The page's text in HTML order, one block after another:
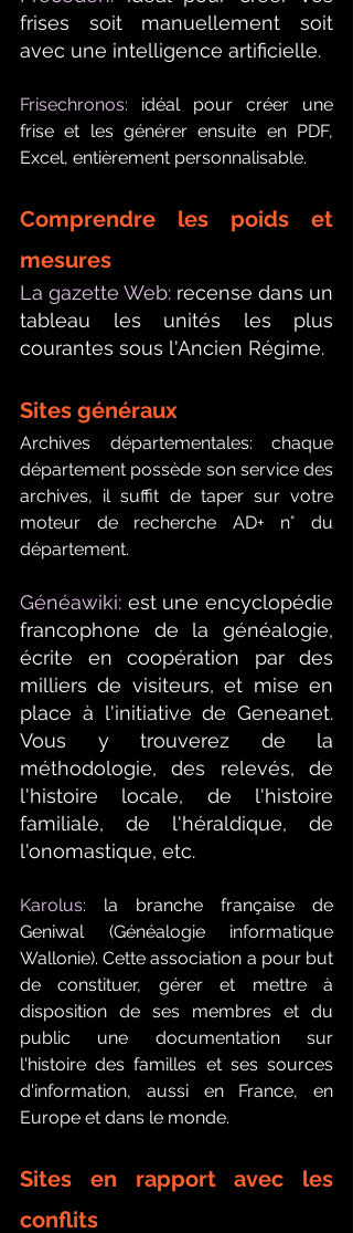
frises soit manuellement soit
avec une intelligence artificielle.
Frisechronos: idéal pour créer une
frise et les générer ensuite en PDF,
Excel, entièrement personnalisable.
Comprendre les poids et
mesures
La gazette Web: recense dans un
tableau les unités les plus
courantes sous l'Ancien Régime.
Sites généraux
Archives départementales: chaque
département possède son service des
archives, il suffit de taper sur votre
moteur de recherche AD+ n° du
département.
Généawiki: est une encyclopédie
francophone de la généalogie,
écrite en coopération par des
milliers de visiteurs, et mise en
place à l'initiative de Geneanet.
Vous y trouverez de la
méthodologie, des relevés, de
l'histoire locale, de l'histoire
familiale, de l'héraldique, de
l'onomastique, etc.
Karolus: la branche française de
Geniwal (Généalogie informatique
Wallonie). Cette association a pour but
de constituer, gérer et mettre à
disposition de ses membres et du
public une documentation sur
l'histoire des familles et ses sources
d'information, aussi en France, en
Europe et dans le monde.
Sites en rapport avec les
conflits